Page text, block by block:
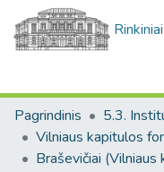
Pagrindinis